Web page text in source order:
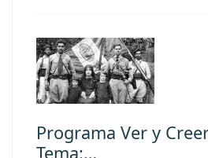
Programa Ver y
Tema:…